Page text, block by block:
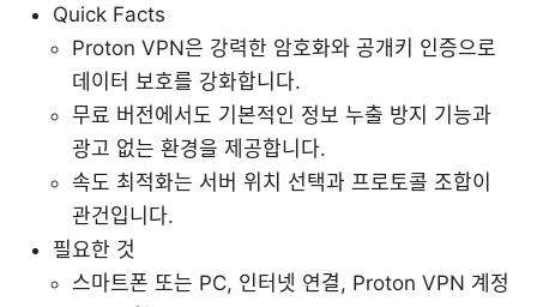
Quick Facts
Proton VPN은 강력한 암호화와 공개키 인증으로
데이터 보호를 강화합니다.
무료 버전에서도 기본적인 정보 누출 방지 기능과
광고 없는 환경을 제공합니다.
속도 최적화는 서버 위치 선택과 프로토콜 조합이
관건입니다.
필요한 것
스마트폰 또는 PC, 인터넷 연결, Proton VPN 계정